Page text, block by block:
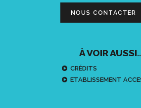
NOUS CONTACTER
À VOIR
CRÉDITS
ETABLISSEMENT